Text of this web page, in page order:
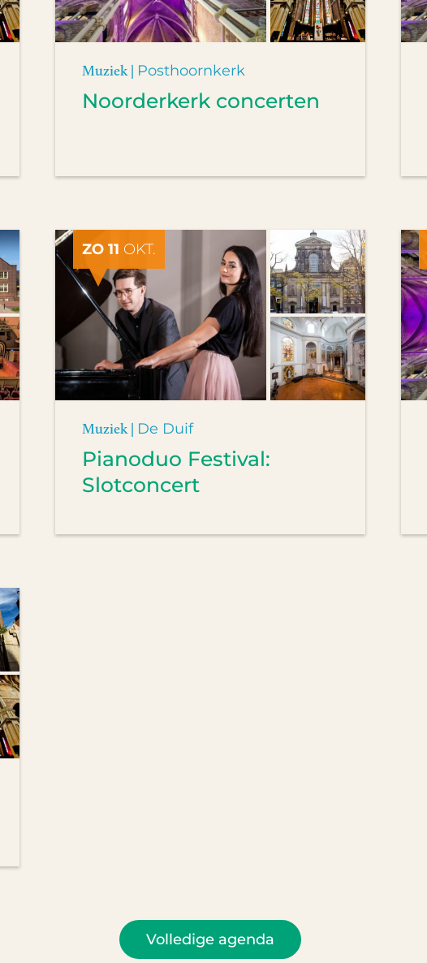
Muziek | Posthoornkerk
Noorderkerk concerten
ZO 11 OKT.
Muziek | De Duif
Pianoduo Festival:
Slotconcert
Volledige agenda